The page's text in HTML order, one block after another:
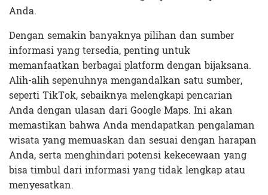
Anda.
Dengan semakin banyaknya pilihan dan sumber
informasi yang tersedia, penting untuk
memanfaatkan berbagai platform dengan bijaksana.
Alih-alih sepenuhnya mengandalkan satu sumber,
seperti TikTok, sebaiknya melengkapi pencarian
Anda dengan ulasan dari Google Maps. Ini akan
memastikan bahwa Anda mendapatkan pengalaman
wisata yang memuaskan dan sesuai dengan harapan
Anda, serta menghindari potensi kekecewaan yang
bisa timbul dari informasi yang tidak lengkap atau
menyesatkan.